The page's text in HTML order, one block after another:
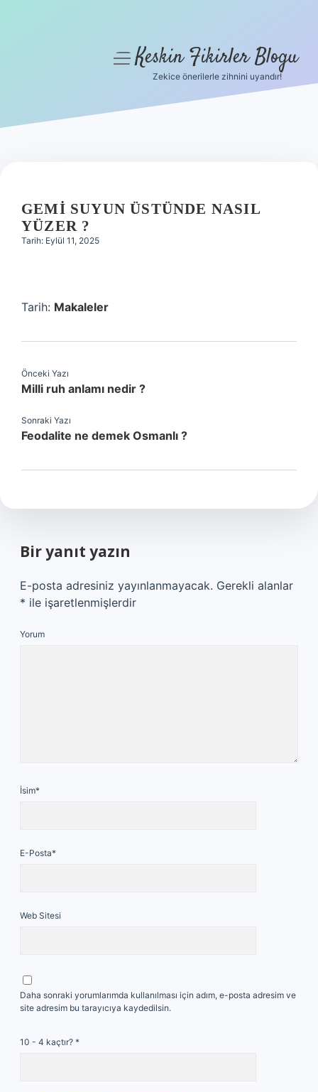
Hakkımızda
menüyüKeskin Fikirler Blogu
Zekice önerilerle zihnini uyandır!
GEMI SUYUN ÜSTÜNDE NASIL
YÜZER ?
Tarih: Eylül 11, 2025
Tarih: Makaleler
Önceki Yazı
Milli ruh anlamı nedir ?
Sonraki Yazı
Feodalite ne demek Osmanlı ?
Bir yanıt yazın
E-posta adresiniz yayınlanmayacak. Gerekli alanlar
* ile işaretlenmişlerdir
Yorum
İsim*
E-Posta*
Web Sitesi
Daha sonraki yorumlarımda kullanılması için adım, e-posta adresim ve
site adresim bu tarayıcıya kaydedilsin.
10 - 4 kaçtır? *